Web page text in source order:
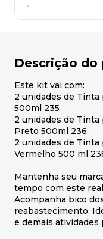
Descrição do
Este kit vai com:
2 unidades de Tinta
500ml 235
2 unidades de Tinta
Preto 500ml 236
2 unidades de Tinta
Vermelho 500 ml
Mantenha seu
tempo com este
Acompanha bico
reabastecimento.
e demais atividades